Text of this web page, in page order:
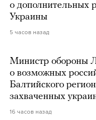
о дополнительных
Украины
5 часов назад
Министр обороны
о возможных
Балтийского
захваченных
16 часов назад